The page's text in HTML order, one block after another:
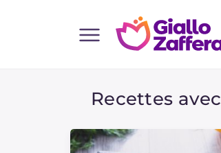
Toutes les recettesRecettes avec